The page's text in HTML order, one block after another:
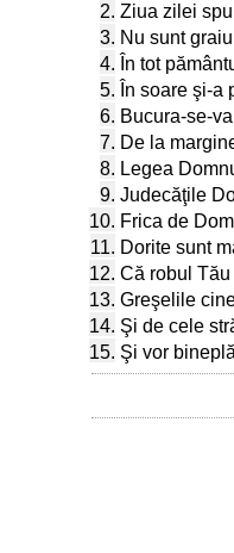
2. Ziua zilei
3. Nu sunt
4. În tot
5. În soare şi-a
6. Bucura-se-
7. De la
8. Legea
9. Judecăţile
10. Frica de
11. Dorite sunt
12. Că robul
13. Greşelile
14. Şi de cele
15. Şi vor